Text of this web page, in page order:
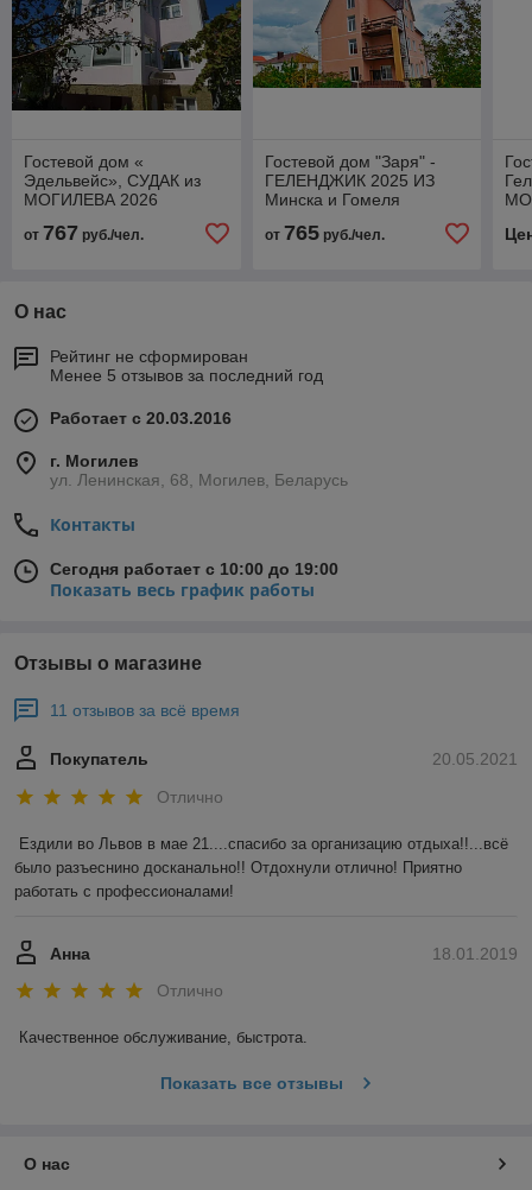
Гостевой дом «
Эдельвейс», СУДАК из
МОГИЛЕВА 2026
от 767 руб./чел.
Гостевой дом "Заря" -
ГЕЛЕНДЖИК 2025 ИЗ
Минска и Гомеля
от 765руб./чел.
О нас
Рейтинг не сформирован
Менее 5 отзывов за последний год
Работает с 20.03.2016
г. Могилев
ул. Ленинская, 68, Могилев, Беларусь
Контакты
Сегодня работает с 10:00 до 19:00
Показать весь график работы
Отзывы о магазине
11 отзывов за всё время
20.05.2021
Покупатель
Отлично
Ездили во Львов в мае 21....спасибо за организацию отдыха!!...всё
было разъеснино досканально!! Отдохнули отлично! Приятно
работать с профессионалами!
18.01.2019
Анна
Отлично
Качественное обслуживание, быстрота.
Показать все отзывы
О нас